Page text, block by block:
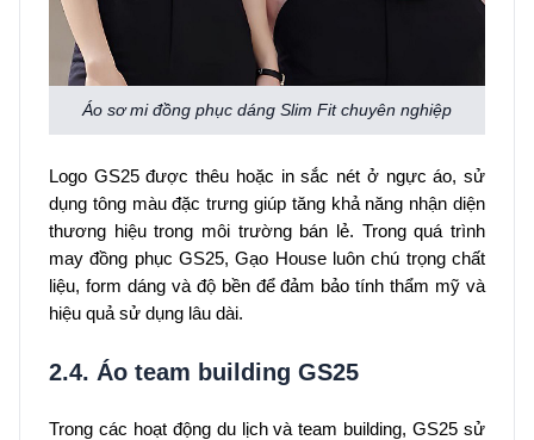
Áo sơ mi đồng phục dáng Slim Fit chuyên nghiệp
Logo GS25 được thêu hoặc in sắc nét ở ngực áo, sử
dụng tông màu đặc trưng giúp tăng khả năng nhận diện
thương hiệu trong môi trường bán lẻ. Trong quá trình
may đồng phục GS25, Gạo House luôn chú trọng chất
liệu, form dáng và độ bền để đảm bảo tính thẩm mỹ và
hiệu quả sử dụng lâu dài.
2.4. Áo team building GS25
Trong các hoạt động du lịch và team building, GS25 sử